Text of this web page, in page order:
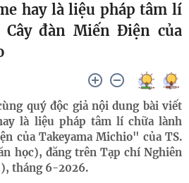
hay là liệu pháp tâm lí
đàn Miến Điện của
quý độc giả nội dung bài viết
là liệu pháp tâm lí chữa lành
của Takeyama Michio" của TS.
học), đăng trên Tạp chí Nghiên
tháng 6-2026.